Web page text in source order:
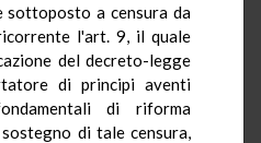
sottoposto a censura da
l'art. 9, il quale
del decreto-legge
di principi aventi
di riforma
di tale censura,